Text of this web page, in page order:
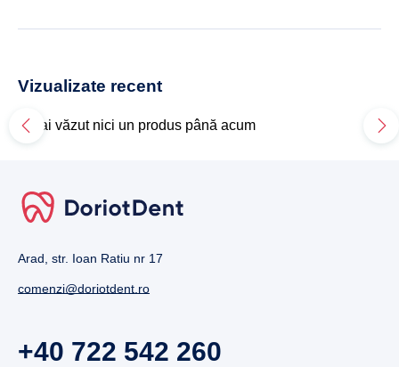
Vizualizate recent
Nu ai văzut nici un produs până acum
Arad, str. Ioan Ratiu nr 17
comenzi@doriotdent.ro
+40 722 542 260